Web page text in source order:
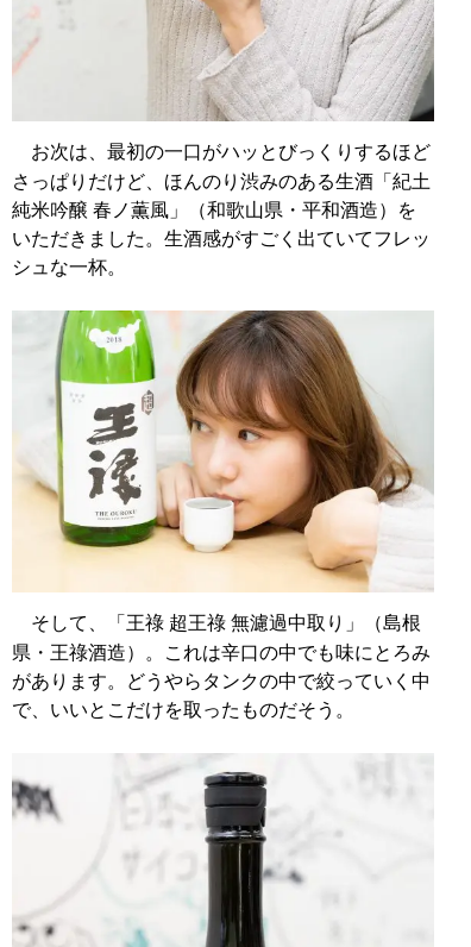
お次は、最初の一口がハッとびっくりするほど
さっぱりだけど、ほんのり渋みのある生酒「紀土
純米吟醸 春ノ薫風」（和歌山県・平和酒造）を
いただきました。生酒感がすごく出ていてフレッ
シュな一杯。
そして、「王祿 超王祿 無濾過中取り」（島根
県・王祿酒造）。これは辛口の中でも味にとろみ
があります。どうやらタンクの中で絞っていく中
で、いいとこだけを取ったものだそう。